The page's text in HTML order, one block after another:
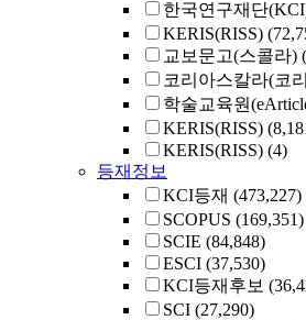
한국연구재단
KERIS(RISS)
교보문고(스콜라)
코리아스칼라(코
학술교육원
KERIS(RISS)
KERIS(RISS) (4)
등재정보
KCI등재 (473,227)
SCOPUS (169,351)
SCIE (84,848)
ESCI (37,530)
KCI등재후보
SCI (27,290)